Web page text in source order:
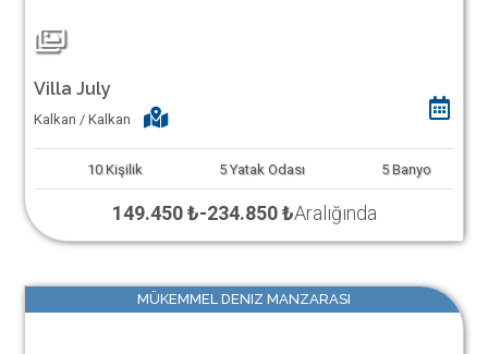
Villa July
Kalkan / Kalkan
10 Kişilik 5 Yatak Odası 5 Banyo
149.450 ₺-234.850 ₺Aralığında
MÜKEMMEL DENIZ MANZARASI